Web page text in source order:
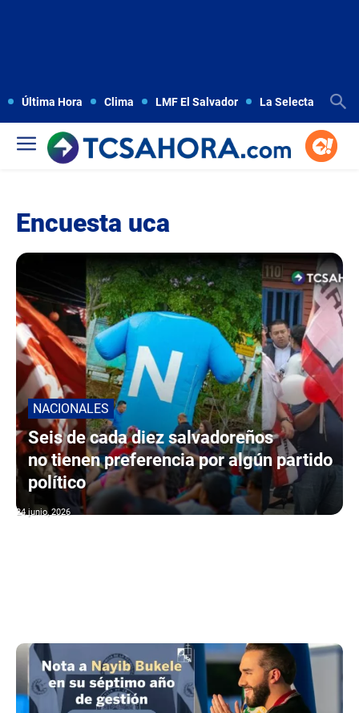
Última Hora Clima LMF El Salvador La Selecta
Encuesta uca
NACIONALES
Seis de cada diez salvadoreños
no tienen preferencia por algún partido
político
24 junio, 2026